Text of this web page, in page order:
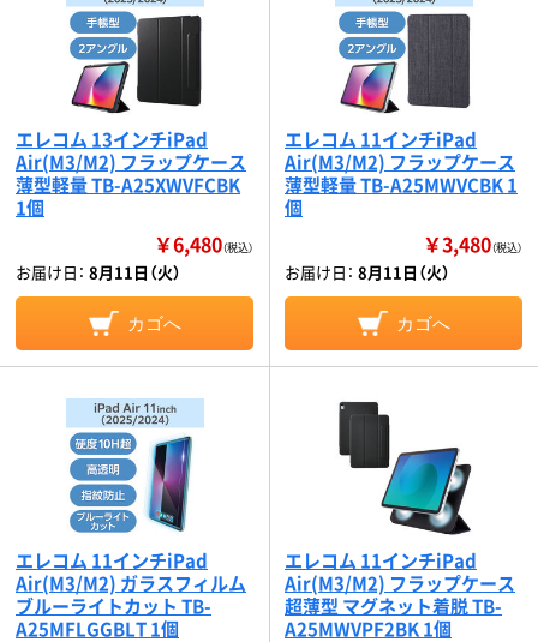
エレコム 13インチiPad
Air(M3/M2) フラップケース
薄型軽量 TB-A25XWVFCBK
1個
￥6,480（税込）
お届け日： 8月11日（火）
カゴへ
エレコム 11インチiPad
Air(M3/M2) フラップケース
薄型軽量 TB-A25MWVCBK 1
個
￥3,480（税込）
お届け日： 8月11日（火）
カゴへ
エレコム 11インチiPad
Air(M3/M2) ガラスフィルム
ブルーライトカット TB-
A25MFLGGBLT 1個
エレコム 11インチiPad
Air(M3/M2) フラップケース
超薄型 マグネット着脱 TB-
A25MWVPF2BK 1個